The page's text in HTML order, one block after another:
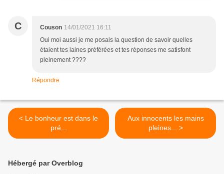
C Couson 14/01/2021 16:11
Oui moi aussi je me posais la question de savoir quelles
étaient tes laines préférées et tes réponses me satisfont
pleinement ????
Répondre
< Le bonheur est dans le
pré...
Aux innocents les mains
pleines... >
Hébergé par Overblog